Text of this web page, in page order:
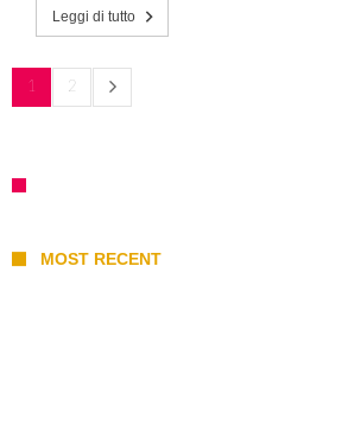
Leggi di tutto
1 2
MOST RECENT